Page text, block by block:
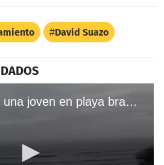
David Suazo
Rayo impacta a una joven en playa brasileña